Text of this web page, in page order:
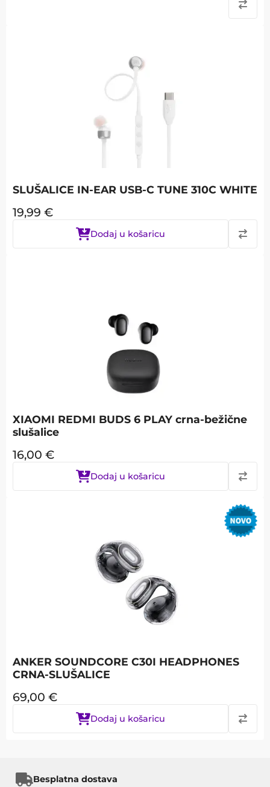
SLUŠALICE IN-EAR USB-C TUNE 310C WHITE
19,99 €
Dodaj u košaricu
XIAOMI REDMI BUDS 6 PLAY crna-bežične
slušalice
16,00 €
Dodaj u košaricu
ANKER SOUNDCORE C30I HEADPHONES
CRNA-SLUŠALICE
69,00 €
Dodaj u košaricu
Besplatna dostava